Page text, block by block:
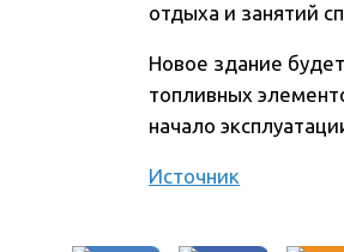
отдыха и занятий
Новое здание
топливных
начало
Источник